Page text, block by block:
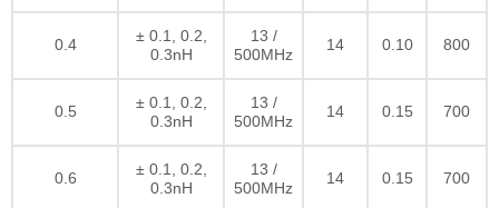
0.4
± 0.1, 0.2,
0.3nH
13 /
500MHz
14 0.10 800
0.5
± 0.1, 0.2,
0.3nH
13 /
500MHz
14 0.15 700
0.6
± 0.1, 0.2,
0.3nH
13 /
500MHz
14 0.15 700